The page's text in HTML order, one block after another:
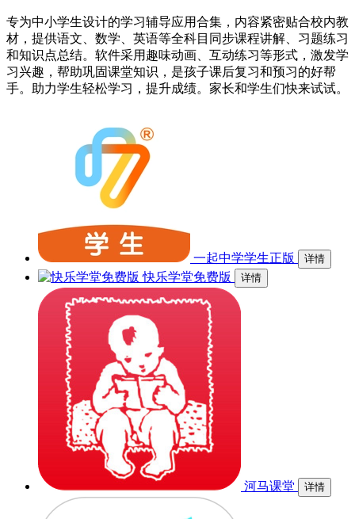
专为中小学生设计的学习辅导应用合集，内容紧密贴合校内教
材，提供语文、数学、英语等全科目同步课程讲解、习题练习
和知识点总结。软件采用趣味动画、互动练习等形式，激发学
习兴趣，帮助巩固课堂知识，是孩子课后复习和预习的好帮
手。助力学生轻松学习，提升成绩。家长和学生们快来试试。
一起中学学生正版 详情
快乐学堂免费版 详情
河马课堂 详情